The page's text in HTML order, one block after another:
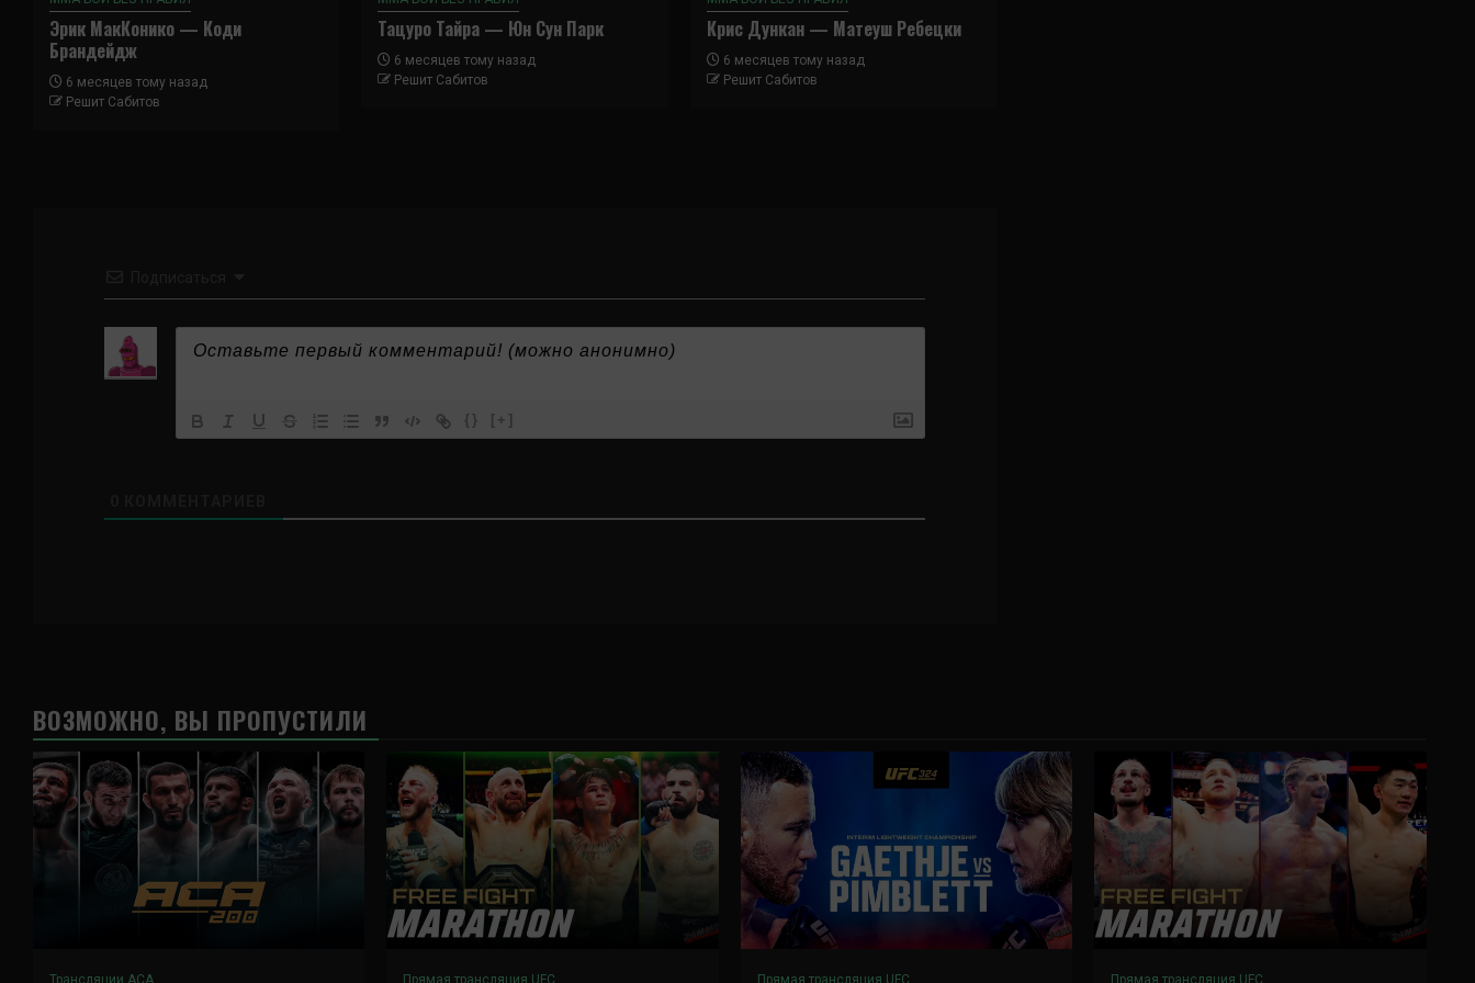
Эрик МакКонико — Коди
Брандейдж
6 месяцев тому назад
Решит Сабитов
Тацуро Тайра — Юн Сун Парк
6 месяцев тому назад
Решит Сабитов
Крис Дункан — Матеуш Ребецки
6 месяцев тому назад
Решит Сабитов
{} [+]
ВОЗМОЖНО, ВЫ ПРОПУСТИЛИ
Трансляции ACA Прямая трансляция UFC Прямая трансляция UFC Прямая трансляция UFC